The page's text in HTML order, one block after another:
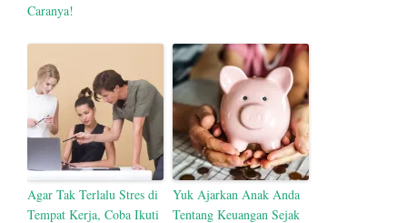
Caranya!
Agar Tak Terlalu Stres di
Tempat Kerja, Coba Ikuti
Yuk Ajarkan Anak Anda
Tentang Keuangan Sejak